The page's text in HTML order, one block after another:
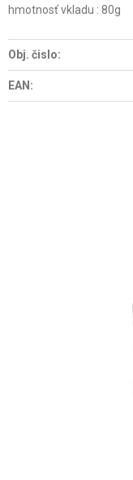
hmotnosť vkladu : 80g
Obj. čislo:
EAN: